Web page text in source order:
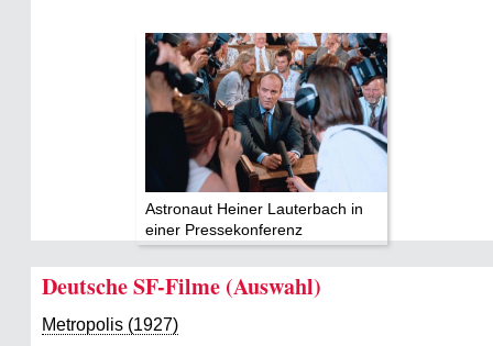
Astronaut Heiner Lauterbach in
einer Pressekonferenz
Deutsche SF-Filme (Auswahl)
Metropolis (1927)